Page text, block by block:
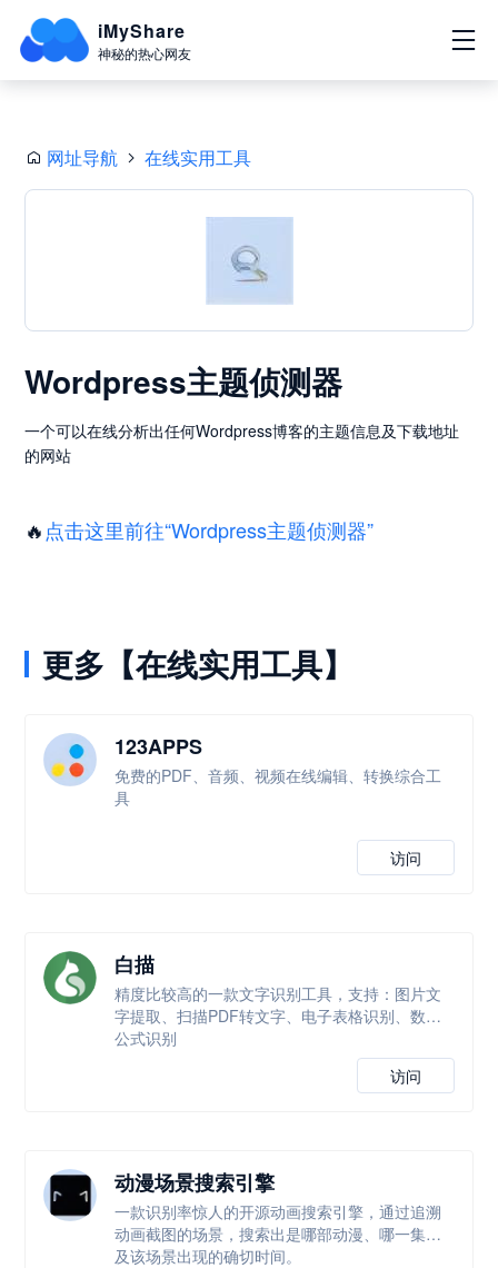
iMyShare
神秘的热心网友
网址导航 在线实用工具
Wordpress主题侦测器
一个可以在线分析出任何Wordpress博客的主题信息及下载地址
的网站
🔥点击这里前往“Wordpress主题侦测器”
更多【在线实用工具】
123APPS
免费的PDF、音频、视频在线编辑、转换综合工
具
访问
白描
精度比较高的一款文字识别工具，支持：图片文
字提取、扫描PDF转文字、电子表格识别、数学
公式识别
访问
动漫场景搜索引擎
一款识别率惊人的开源动画搜索引擎，通过追溯
动画截图的场景，搜索出是哪部动漫、哪一集以
及该场景出现的确切时间。